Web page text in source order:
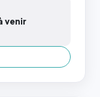
venir